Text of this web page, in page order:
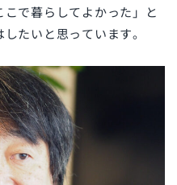
で暮らしてよかった」と
たいと思っています。